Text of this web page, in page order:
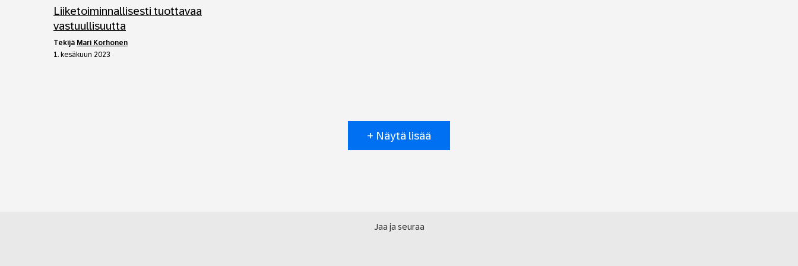
Liiketoiminnallisesti tuottavaa
vastuullisuutta
tekijä Mari Korhonen
1. kesäkuun 2023
+ Näytä lisää
Jaa ja seuraa